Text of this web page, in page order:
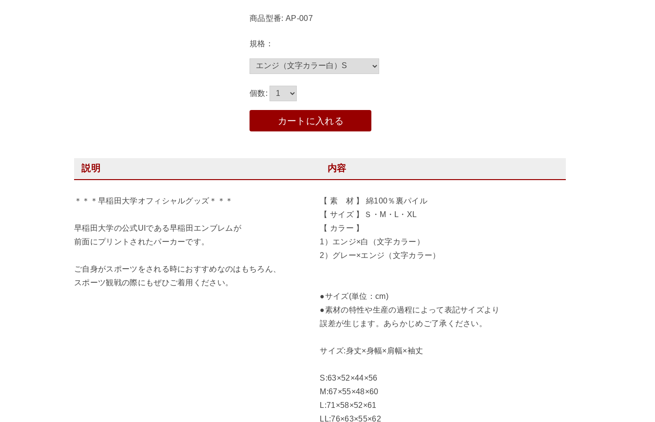
商品型番: AP-007
規格：
個数:
カートに入れる
説明
＊＊＊早稲田大学オフィシャルグッズ＊＊＊
早稲田大学の公式UIである早稲田エンブレムが
前面にプリントされたパーカーです。
ご自身がスポーツをされる時におすすめなのはもちろん、
スポーツ観戦の際にもぜひご着用ください。
内容
【 素 材 】 綿100％裏パイル
【 サイズ 】Ｓ・M・L・XL
【 カラー 】
1）エンジ×白（文字カラー）
2）グレー×エンジ（文字カラー）
●サイズ(単位：cm)
●素材の特性や生産の過程によって表記サイズより
誤差が生じます。あらかじめご了承ください。
サイズ:身丈×身幅×肩幅×袖丈
S:63×52×44×56
M:67×55×48×60
L:71×58×52×61
LL:76×63×55×62